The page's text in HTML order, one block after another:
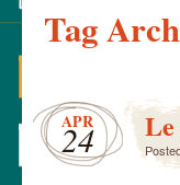
Tag
APR
24 Le